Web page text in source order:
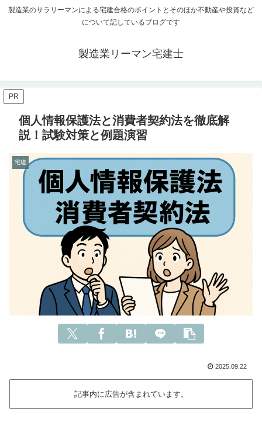
製造業のサラリーマンによる宅建合格のポイントとそのほか不動産や投資など
について記しているブログです
製造業リーマン宅建士
PR
個人情報保護法と消費者契約法を徹底解
説！試験対策と例題演習
宅建
2025.09.22
記事内に広告が含まれています。